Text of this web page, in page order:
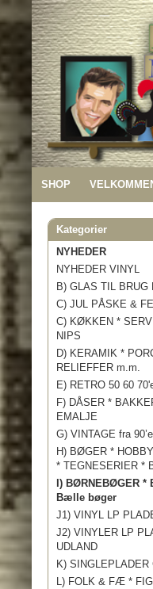
SHOP
Kategorier
NYHEDER
NYHEDER VINYL
B) GLAS TIL BRUG
C) JUL PÅSKE &
C) KØKKEN *
NIPS
D) KERAMIK *
RELIEFFER m.m.
E) RETRO 50 60
F) DÅSER *
EMALJE
G) VINTAGE fra
H) BØGER *
* TEGNESERIER *
I) BØRNEBØGER
Bælle bøger
J1) VINYL LP
J2) VINYLER LP
UDLAND
K) SINGLEPLADER
L) FOLK & FÆ *